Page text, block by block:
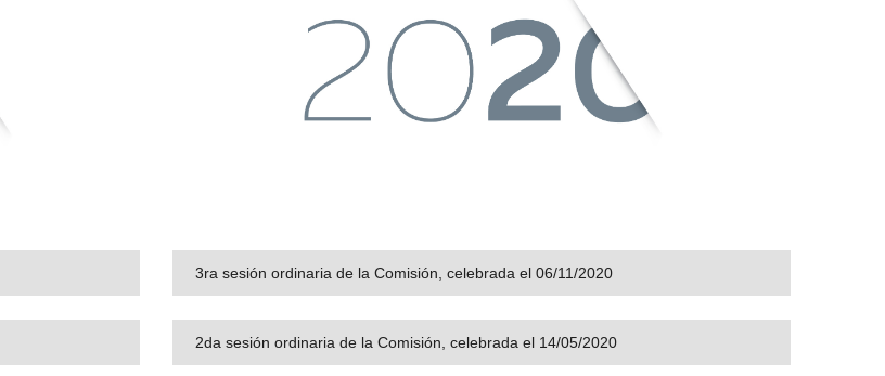
3ra sesión ordinaria de la Comisión, celebrada el 06/11/2020
2da sesión ordinaria de la Comisión, celebrada el 14/05/2020